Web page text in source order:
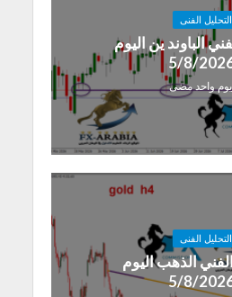
التحليل الفنى
الباوند ين اليوم
5/8/
يوم واحد مضى
التحليل الفنى
الذهب اليوم
5/8/